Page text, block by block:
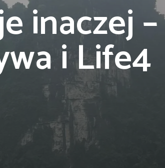
inaczej –
i Life4